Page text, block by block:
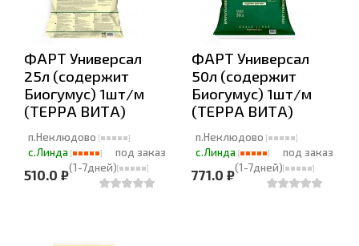
ФАРТ Универсал
25л (содержит
Биогумус) 1шт/м
(ТЕРРА ВИТА)
п.Неклюдово
с.Линда
под заказ
(1-7дней)
510.0 ₽
ФАРТ Универсал
50л (содержит
Биогумус) 1шт/м
(ТЕРРА ВИТА)
п.Неклюдово
с.Линда
под заказ
(1-7дней)
771.0 ₽